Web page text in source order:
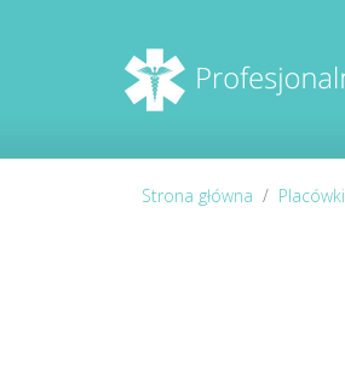
Strona główna Placówki